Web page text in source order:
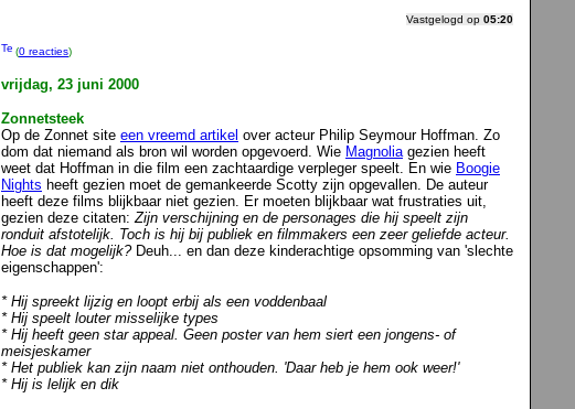
Vastgelogd op 05:20
(0 reacties)
vrijdag, 23 juni 2000
Zonnetsteek
Op de Zonnet site een vreemd artikel over acteur Philip Seymour Hoffman. Zo
dom dat niemand als bron wil worden opgevoerd. Wie Magnoliagezien heeft
weet dat Hoffman in die film een zachtaardige verpleger speelt. En wie Boogie
Nights heeft gezien moet de gemankeerde Scotty zijn opgevallen. De auteur
heeft deze films blijkbaar niet gezien. Er moeten blijkbaar wat frustraties uit,
gezien deze citaten:Zijn verschijning en de personages die hij speelt zijn
ronduit afstotelijk. Toch is hij bij publiek en filmmakers een zeer geliefde acteur.
Hoe is dat mogelijk?Deuh... en dan deze kinderachtige opsomming van 'slechte
eigenschappen':
* Hij spreekt lijzig en loopt erbij als een voddenbaal
* Hij speelt louter misselijke types
* Hij heeft geen star appeal. Geen poster van hem siert een jongens- of
meisjeskamer
* Het publiek kan zijn naam niet onthouden. 'Daar heb je hem ook weer!'
* Hij is lelijk en dik